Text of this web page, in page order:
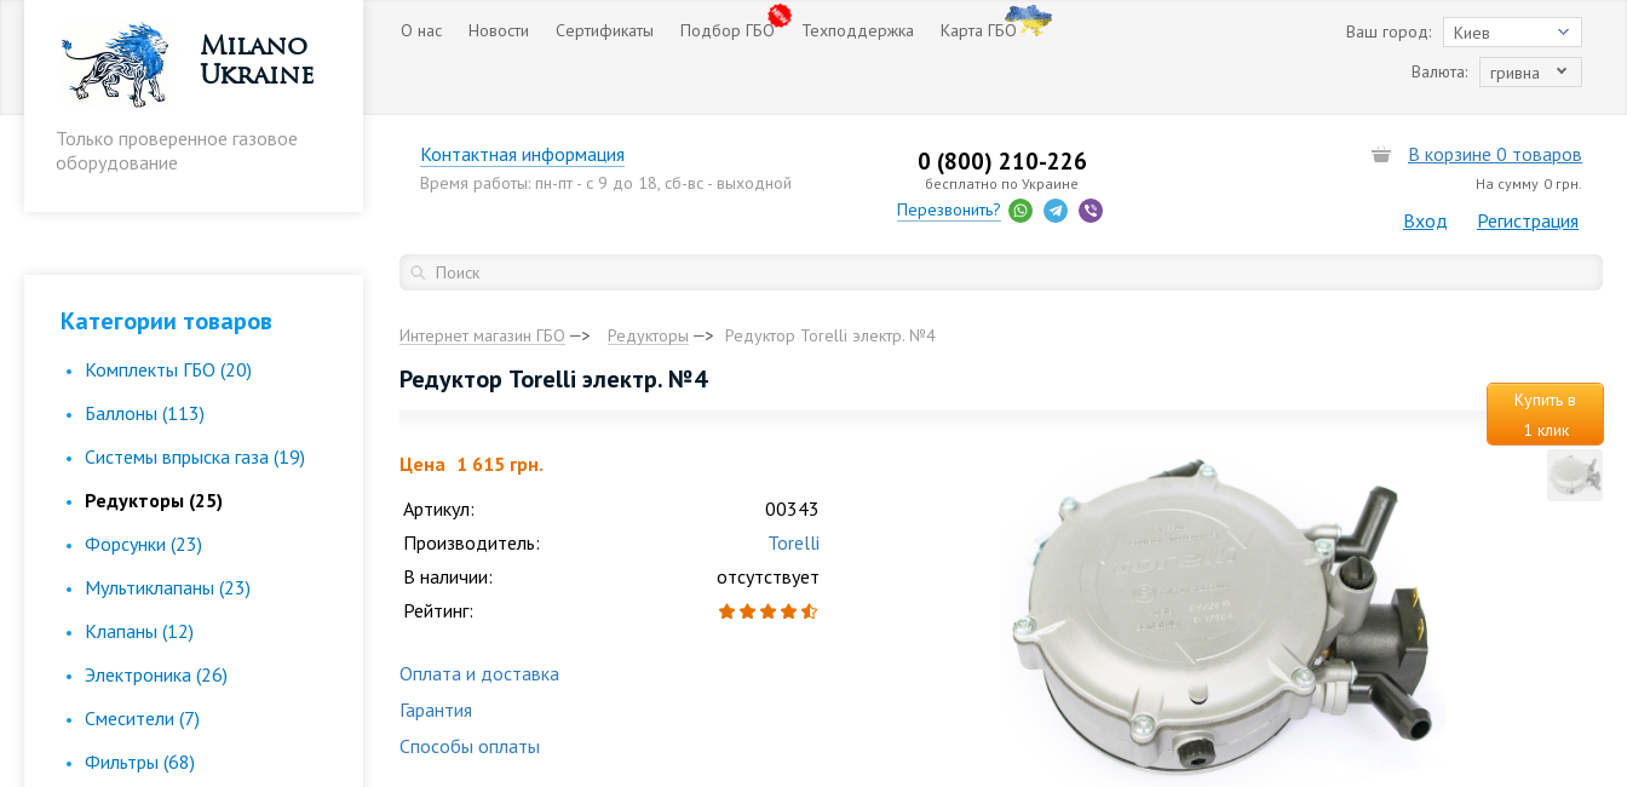
Milano
Ukraine
Только проверенное газовое
оборудование
О нас Новости Сертификаты Подбор ГБО Техподдержка Карта ГБО Киев
Ваш город:
гривна
Валюта:
Контактная информация
Время работы: пн-пт - с 9 до 18, сб-вс - выходной
0 (800) 210-226
бесплатно по Украине
Перезвонить?
В корзине 0 товаров
На сумму 0 грн.
Вход Регистрация
Категории товаров
Комплекты ГБО (20)
Баллоны (113)
Cистемы впрыска газа (19)
Редукторы (25)
Форсунки (23)
Мультиклапаны (23)
Клапаны (12)
Электроника (26)
Смесители (7)
Фильтры (68)
Интернет магазин ГБО Редукторы Редуктор Torelli электр. №4
Редуктор Torelli электр. №4
Купить в
1 клик
Цена 1 615 грн.
Артикул:
00343
Производитель:
Torelli
В наличии:
отсутствует
Рейтинг:
Оплата и доставка
Гарантия
Способы оплаты